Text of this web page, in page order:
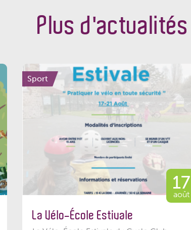
Plus d'actualités
Sport
17
août
La Vélo-École Estivale